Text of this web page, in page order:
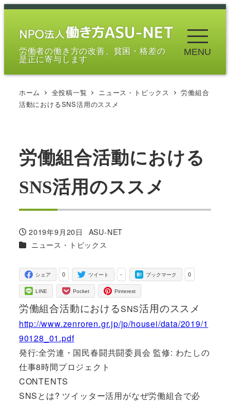
メ
労働者の働き方の改善、貧困・格差の
是正に寄与します
MENU
ホーム 全投稿一覧 ニュース・トピックス
労働組合
活動におけるSNS活用のススメ
労働組合活動における
SNS活用のススメ
投稿日
2019年9月20日
著
者
ASU-NET
カテゴリー
ニュース・トピックス
0
シェア -
ツイート 0
ブックマーク
LINE Pocket Pinterest
労働組合活動におけるSNS活用のススメ
http://www.zenroren.gr.jp/jp/housei/data/2019/1
90128_01.pdf
発行:全労連・国民春闘共闘委員会 監修: わたしの
仕事8時間プロジェクト
CONTENTS
SNSとは? ツイッター活用がなぜ労働組合で必